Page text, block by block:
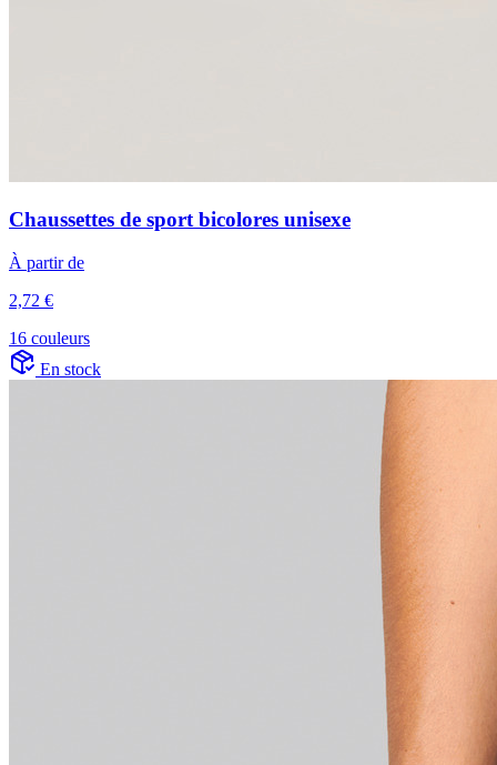
Chaussettes de sport bicolores unisexe
À partir de
2,72 €
16 couleurs
En stock